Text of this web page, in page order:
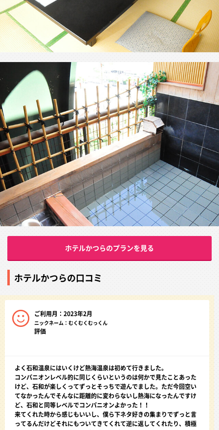
ホテルかつらのプランを見る
ホテルかつらの口コミ
ご利用月：2023年2月
ニックネーム：むくむくむっくん
評価
よく石和温泉にはいくけど熱海温泉は初めて行きました。
コンパニオンレベル的に同じくらいというのは何かで見たことあった
けど、石和が楽しくってずっとそっちで遊んでました。ただ今回空い
てなかったんでそんなに距離的に変わらないし熱海になったんですけ
ど、石和と同等レベルでコンパニオンよかった！！
来てくれた時から感じもいいし、僕ら下ネタ好きの集まりでずっと言
ってるんだけどそれにもついてきてくれて逆に返してくれたり、積極